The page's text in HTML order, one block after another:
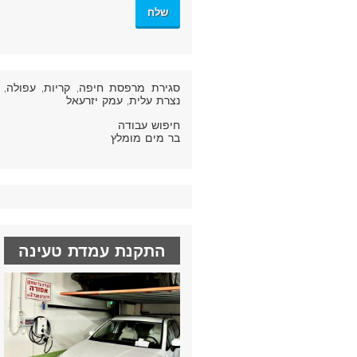
סגירת מרפסת חיפה, קריות, עפולה,
נצרת עלית, עמק יזרעאל
חיפוש עבודה
בר מים מומלץ
התקנת עמדת טעינה